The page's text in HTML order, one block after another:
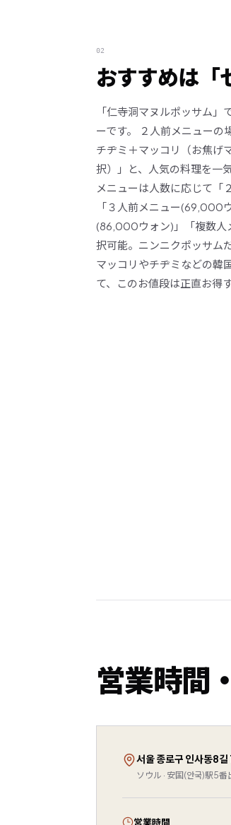
02
おすすめは「
「仁寺洞マヌルポッサム
ーです。 ２人前メニューの
チヂミ＋マッコリ（お焦げ
択）」と、人気の料理を一
メニューは人数に応じて「
「３人前メニュー(69,000
(86,000ウォン)」「複数人
択可能。ニンニクポッサム
マッコリやチヂミなどの韓
て、このお値段は正直お得
営業時間
서울 종로구 인사동8
ソウル · 安国(안국)駅5
営業時間